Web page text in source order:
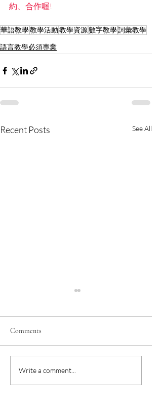
約、合作喔!
華語教學教學活動教學資源數字教學詞彙教學
語言教學必須專業
Recent Posts See All
華語教學影片分享－中
Comments
Write a comment...